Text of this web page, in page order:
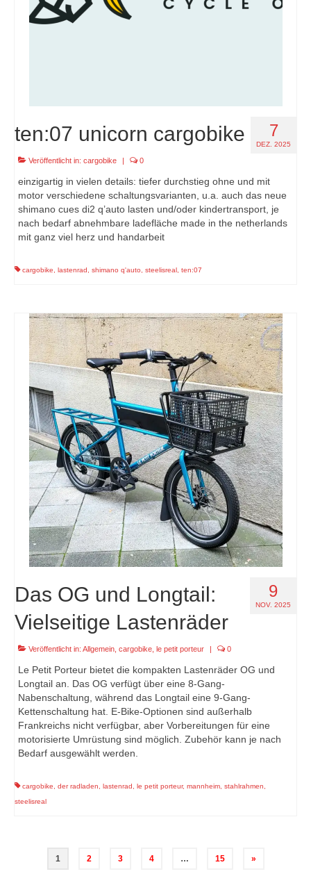
7
DEZ. 2025
ten:07 unicorn cargobike
Veröffentlicht in: cargobike | 0
einzigartig in vielen details: tiefer durchstieg ohne und mit
motor verschiedene schaltungsvarianten, u.a. auch das neue
shimano cues di2 q’auto lasten und/oder kindertransport, je
nach bedarf abnehmbare ladefläche made in the netherlands
mit ganz viel herz und handarbeit
cargobike lastenrad shimano q'auto steelisreal ten:07
9
NOV. 2025
Das OG und Longtail:
Vielseitige Lastenräder
Veröffentlicht in: Allgemein cargobike le petit porteur | 0
Le Petit Porteur bietet die kompakten Lastenräder OG und
Longtail an. Das OG verfügt über eine 8-Gang-
Nabenschaltung, während das Longtail eine 9-Gang-
Kettenschaltung hat. E-Bike-Optionen sind außerhalb
Frankreichs nicht verfügbar, aber Vorbereitungen für eine
motorisierte Umrüstung sind möglich. Zubehör kann je nach
Bedarf ausgewählt werden.
cargobike der radladen lastenrad le petit porteur, mannheim stahlrahmen
steelisreal
Seitennummerierung
1 2 3 4 … 15 »